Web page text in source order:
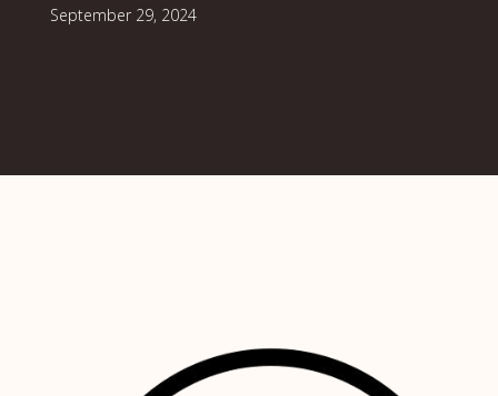
September 29, 2024